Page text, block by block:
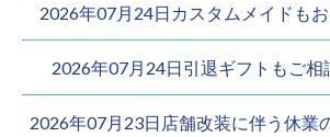
2026年07月24日カスタムメイドも
2026年07月24日引退ギフトもご相
2026年07月23日店舗改装に伴う休業